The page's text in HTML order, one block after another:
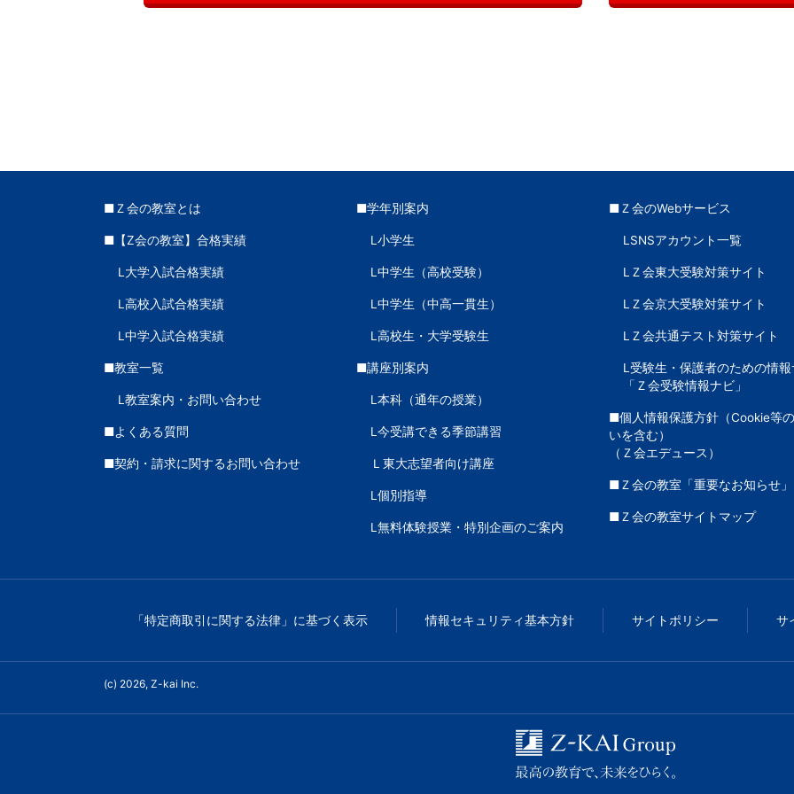
■Ｚ会の教室とは
■【Z会の教室】合格実績
L大学入試合格実績
L高校入試合格実績
L中学入試合格実績
■教室一覧
L教室案内・お問い合わせ
■よくある質問
■契約・請求に関するお問い合わせ
■学年別案内
L小学生
L中学生（高校受験）
L中学生（中高一貫生）
L高校生・大学受験生
■講座別案内
L本科（通年の授業）
L今受講できる季節講習
Ｌ東大志望者向け講座
L個別指導
L無料体験授業・特別企画のご案内
■Ｚ会のWebサービス
LSNSアカウント一覧
LＺ会東大受験対策サイト
LＺ会京大受験対策サイト
LＺ会共通テスト対策サイト
L受験生・保護者のための情
「Ｚ会受験情報ナビ」
■個人情報保護方針（Cookie等
いを含む）
（Ｚ会エデュース）
■Ｚ会の教室「重要なお知らせ」
■Ｚ会の教室サイトマップ
「特定商取引に関する法律」に基づく表示 情報セキュリティ基本方針 サイトポリシー サ
(c) 2026, Z-kai Inc.